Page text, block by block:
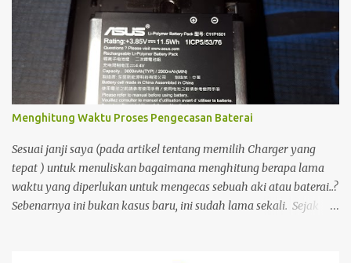
postingan, saya menemukan sesuatu yang menarik. Ada seorang
pemilik akun yang menampilkan status bahwa akun Threads
miliknya sudah terhubung dengan Fediverse . Istilah tersebut
cukup asing bagi saya, sehingga menimbulkan rasa penasaran.
Menghitung Waktu Proses Pengecasan Baterai
Sesuai janji saya (pada artikel tentang memilih Charger yang
tepat ) untuk menuliskan bagaimana menghitung berapa lama
waktu yang diperlukan untuk mengecas sebuah aki atau baterai..?
Sebenarnya ini bukan kasus baru, ini sudah lama sekali. Sejak